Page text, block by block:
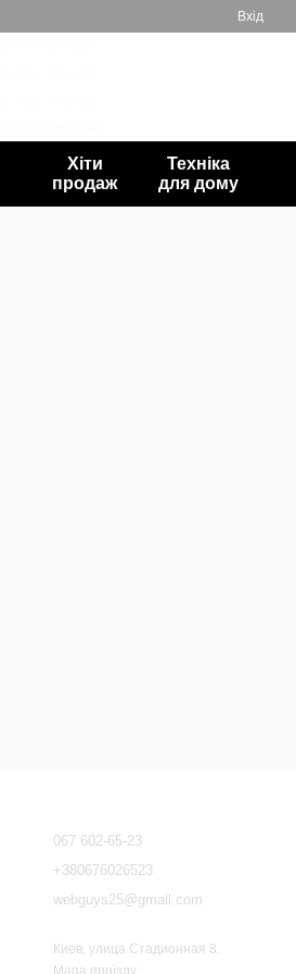
Вхід
Хіти
продаж
Техніка
для дому
067 602-65-23
+380676026523
webguys25@gmail.com
Киев, улица Стадионная 8.
Мапа проїзду